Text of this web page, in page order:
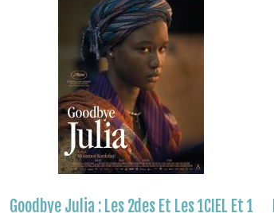
Goodbye Julia : Les 2des Et Les 1CIEL Et 1